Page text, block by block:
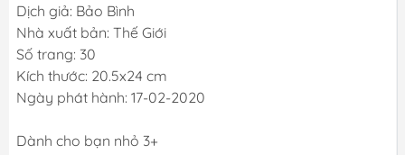
Dịch giả: Bảo Bình
Nhà xuất bản: Thế Giới
Số trang: 30
Kích thước: 20.5x24 cm
Ngày phát hành: 17-02-2020
Dành cho bạn nhỏ 3+